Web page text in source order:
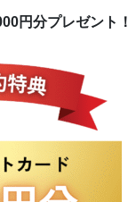
円分プレゼント！